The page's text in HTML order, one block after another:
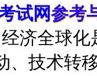
试网参考
全球化
、技术转